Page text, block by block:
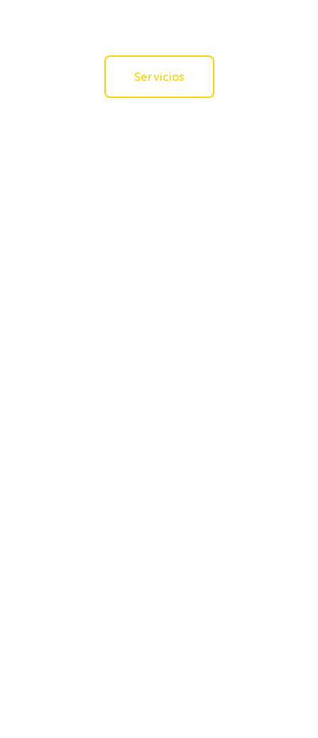
Servicios